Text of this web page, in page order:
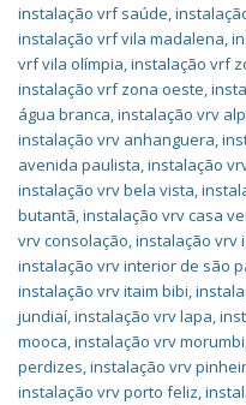
instalação vrf saúde,
instalação vrf vila madalena,
vrf vila olímpia,instalação vrf
instalação vrf zona oeste,
água branca,instalação vrv
instalação vrv anhanguera,
avenida paulista,instalação
instalação vrv bela vista,
butantã,instalação vrv casa
vrv consolação,instalação vrv
instalação vrv interior de são
instalação vrv itaim bibi,
jundiaí,instalação vrv lapa,
mooca,instalação vrv morumbi
perdizes,instalação vrv
instalação vrv porto feliz,